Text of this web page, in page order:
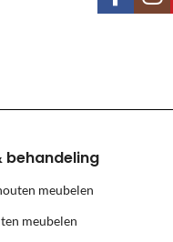
behandeling
meubelen
meubelen